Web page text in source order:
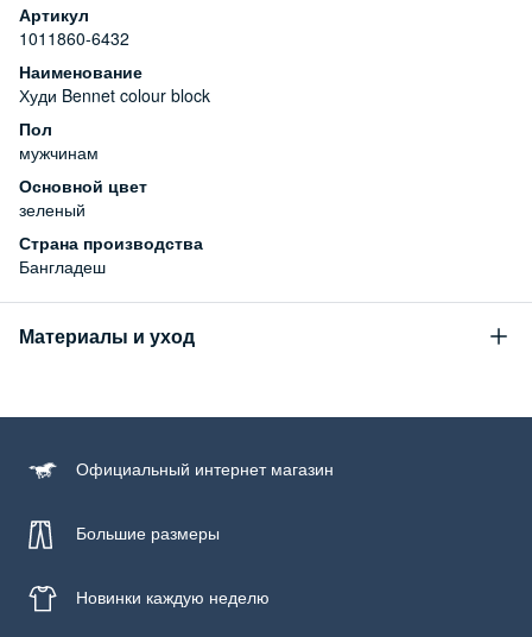
Артикул
1011860-6432
Наименование
Худи Bennet colour block
Пол
мужчинам
Основной цвет
зеленый
Страна производства
Бангладеш
Материалы и уход
100% хлопок
Официальный интернет магазин
Большие размеры
Новинки каждую неделю